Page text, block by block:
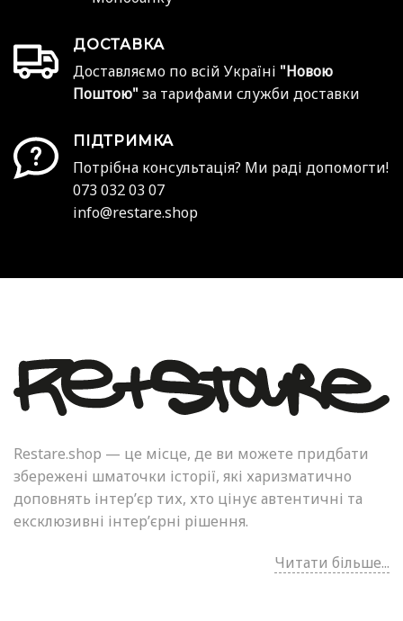
ДОСТАВКА
Доставляємо по всій Україні "Новою
Поштою" за тарифами служби доставки
ПІДТРИМКА
Потрібна консультація? Ми раді допомогти!
073 032 03 07
info@restare.shop
Restare.shop — це місце, де ви можете придбати
збережені шматочки історії, які харизматично
доповнять інтер’єр тих, хто цінує автентичні та
ексклюзивні інтер’єрні рішення.
Читати більше...